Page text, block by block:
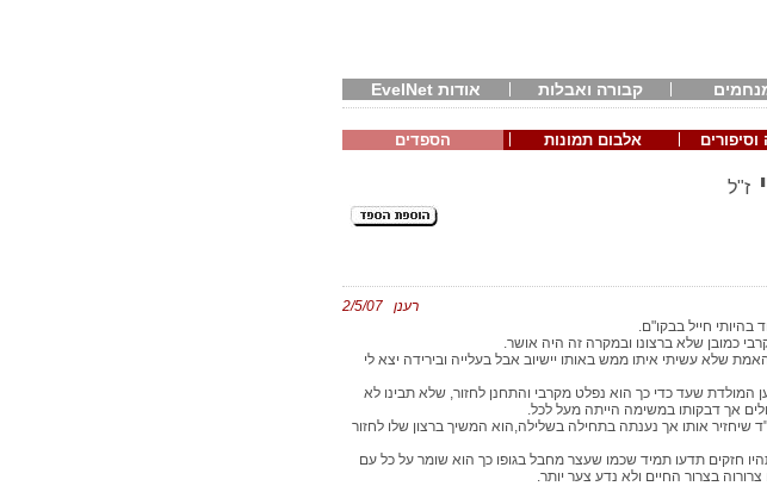
קבורה ואבלות אודות EvelNet
וסיפורים אלבום תמונות הספדים
ז"ל
רענן 2/5/07
בהיותי חייל בבקו"ם.
כמובן שלא ברצונו ובמקרה זה היה אושר.
שלא עשיתי איתו ממש באותו יישיוב אבל בעלייה ובירידה יצא לי
המולדת שעד כדי כך הוא נפלט מקרבי והתחנן לחזור, שלא תבינו לא
אך דבקותו במשימה הייתה מעל לכל.
שיחזיר אותו אך נענתה בתחילה בשלילה,הוא המשיך ברצון שלו לחזור
חזקים תדעו תמיד שכמו שעצר מחבל בגופו כך הוא שומר על כל עם
בצרור החיים ולא נדע צער יותר.